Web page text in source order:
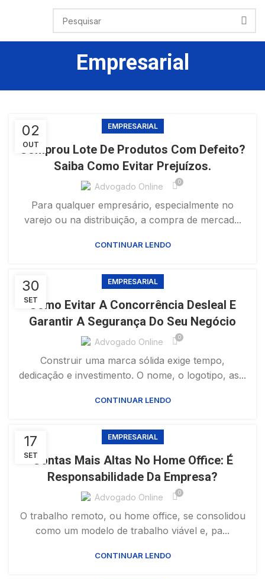
Empresarial
02
OUT
EMPRESARIAL
Comprou Lote De Produtos Com Defeito?
Saiba Como Evitar Prejuízos.
Advogado Online 0
Para qualquer empresário, especialmente no
varejo ou na distribuição, a compra de mercad...
CONTINUAR LENDO
30
SET
EMPRESARIAL
Como Evitar A Concorrência Desleal E
Garantir A Segurança Do Seu Negócio
Advogado Online 0
Construir uma marca sólida exige tempo,
dedicação e investimento. O nome, o logotipo, as...
CONTINUAR LENDO
17
SET
EMPRESARIAL
Contas Mais Altas No Home Office: É
Responsabilidade Da Empresa?
Advogado Online 0
O trabalho remoto, ou home office, se consolidou
como um modelo de trabalho viável e, pa...
CONTINUAR LENDO